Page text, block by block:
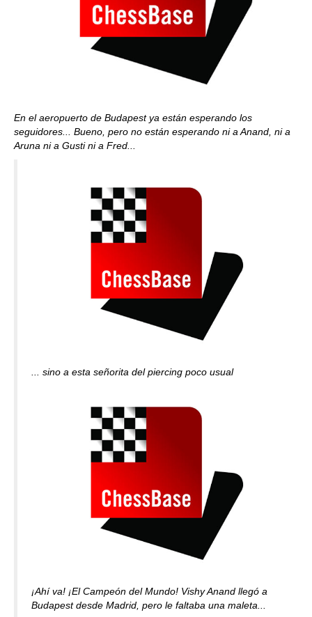
En el aeropuerto de Budapest ya están esperando los
seguidores... Bueno, pero no están esperando ni a Anand, ni a
Aruna ni a Gusti ni a Fred...
... sino a esta señorita del piercing poco usual
¡Ahí va! ¡El Campeón del Mundo! Vishy Anand llegó a
Budapest desde Madrid, pero le faltaba una maleta...